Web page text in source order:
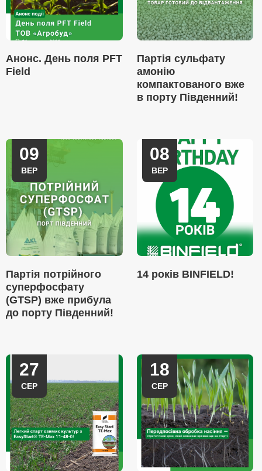
Анонс. День поля PFT
Field
Партія сульфату
амонію
компактованого вже
в порту Південний!
09
ВЕР
Партія потрійного
суперфосфату
(GTSP) вже прибула
до порту Південний!
08
ВЕР
14 років BINFIELD!
27
СЕР
18
СЕР